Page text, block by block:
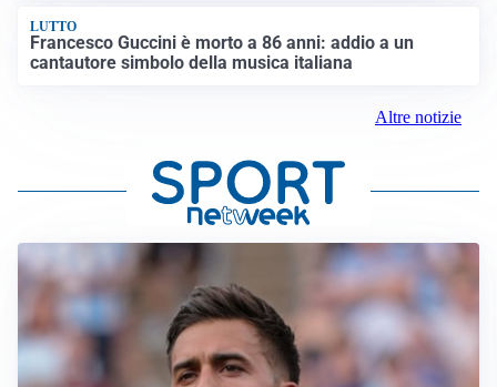
LUTTO
Francesco Guccini è morto a 86 anni: addio a un
cantautore simbolo della musica italiana
Altre notizie